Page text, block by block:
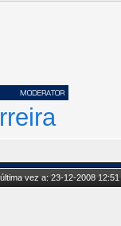
vez a: 23-12-2008